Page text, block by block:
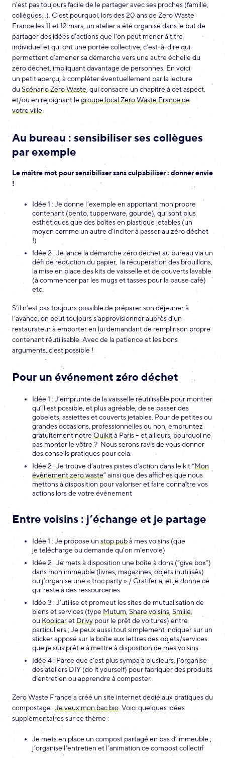
n’est pas toujours facile de le partager avec ses proches (famille,
collègues…). C’est pourquoi, lors des 20 ans de Zero Waste
France les 11 et 12 mars, un atelier a été organisé dans le but de
partager des idées d’actions que l’on peut mener à titre
individuel et qui ont une portée collective, c’est-à-dire qui
permettent d’amener sa démarche vers une autre échelle du
zéro déchet, impliquant davantage de personnes. En voici
un petit aperçu, à compléter éventuellement par la lecture
du Scénario Zero Waste , qui consacre un chapitre à cet aspect,
et/ou en rejoignant le groupe local Zero Waste France de
votre ville
Au bureau : sensibiliser ses collègues
par exemple
Le maître mot pour sensibiliser sans culpabiliser : donner envie
!
Idée 1 : Je donne l’exemple en apportant mon propre
contenant (bento, tupperware, gourde), qui sont plus
esthétiques que des boîtes en plastique jetables (un
moyen comme un autre d’inciter à passer au zéro déchet
!)
Idée 2 : Je lance la démarche zéro déchet au bureau via un
défi de réduction du papier, la récupération des brouillons,
la mise en place des kits de vaisselle et de couverts lavable
(à commencer par les mugs et tasses pour la pause café)
etc.
S’il n’est pas toujours possible de préparer son déjeuner à
l’avance, on peut toujours s’approvisionner auprès d’un
restaurateur à emporter en lui demandant de remplir son propre
contenant réutilisable. Avec de la patience et les bons
arguments, c’est possible !
Pour un événement zéro déchet
Idée 1 : J’emprunte de la vaisselle réutilisable pour montrer
qu’il est possible, et plus agréable, de se passer des
gobelets, assiettes et couverts jetables. Pour de petites ou
grandes occasions, professionnelles ou non, empruntez
gratuitement notre Ouikità Paris – et ailleurs, pourquoi ne
pas monter le vôtre ? Nous serons ravis de vous donner
des conseils pratiques pour cela.
Idée 2 : Je trouve d’autres pistes d’action dans le kit “Mon
évènement zero waste” ainsi que des affiches que nous
mettons à disposition pour valoriser et faire connaître vos
actions lors de votre évènement
Entre voisins : j’échange et je partage
Idée 1 : Je propose un stop pubà mes voisins (que
je télécharge ou demande qu’on m’envoie)
Idée 2 : Je mets à disposition une boîte à dons (“give box”)
dans mon immeuble (livres, magazines, objets inutilisés)
ou j’organise une « troc party » / Gratiferia, et je donne ce
qui reste à des ressourceries
Idée 3 : J’utilise et promeut les sites de mutualisation de
biens et services (type Mutum Share voisins Smiile
ou Koolicaret Drivy pour le prêt de voitures) entre
particuliers ; Je peux aussi tout simplement indiquer sur un
sticker apposé sur la boîte aux lettres des objets/services
que je suis prêt.e à mettre à disposition de mes voisins.
Idée 4 : Parce que c’est plus sympa à plusieurs, j’organise
des ateliers DIY (do it yourself) pour fabriquer des produits
d’entretien ou apprendre à composter.
Zero Waste France a créé un site internet dédié aux pratiques du
compostage : Je veux mon bac bio. Voici quelques idées
supplémentaires sur ce thème :
Je mets en place un compost partagé en bas d’immeuble ;
j’organise l’entretien et l’animation ce compost collectif